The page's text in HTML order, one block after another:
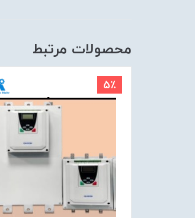
محصولات مرتبط
5٪